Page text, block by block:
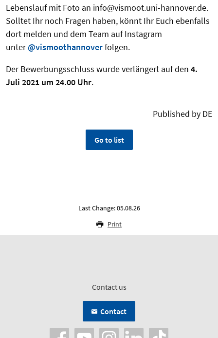
Lebenslauf mit Foto an info@vismoot.uni-hannover.de.
Solltet Ihr noch Fragen haben, könnt Ihr Euch ebenfalls
dort melden und dem Team auf Instagram
unter@vismoothannoverfolgen.
Der Bewerbungsschluss wurde verlängert auf den 4.
Juli 2021 um 24.00 Uhr.
Published by DE
Go to list
Last Change: 05.08.26
Print
Contact us
Contact